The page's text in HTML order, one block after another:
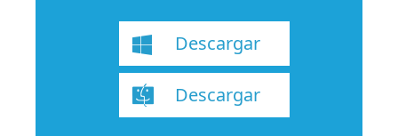
Descargar
Descargar